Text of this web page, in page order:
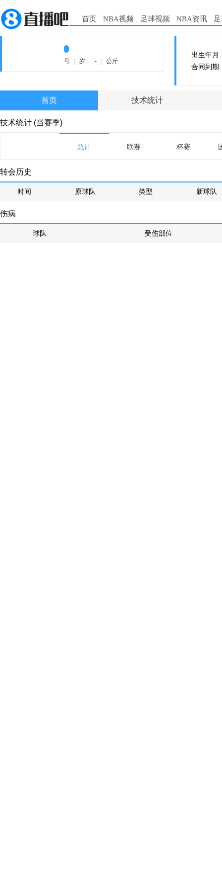
首页 NBA视频 足球视频 NBA资讯
号 岁 - 公斤
出生年月:
合同到期:
首页 技术统计
技术统计 (当赛季)
总计 联赛 杯赛
转会历史
时间 原球队 类型 新球队
伤病
球队 受伤部位